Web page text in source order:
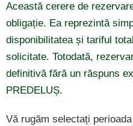
Această cerere de
obligație. Ea reprezintă
disponibilitatea și tariful
solicitate. Totodată,
definitivă fără un răspuns
PREDELUȘ.
Vă rugăm selectați